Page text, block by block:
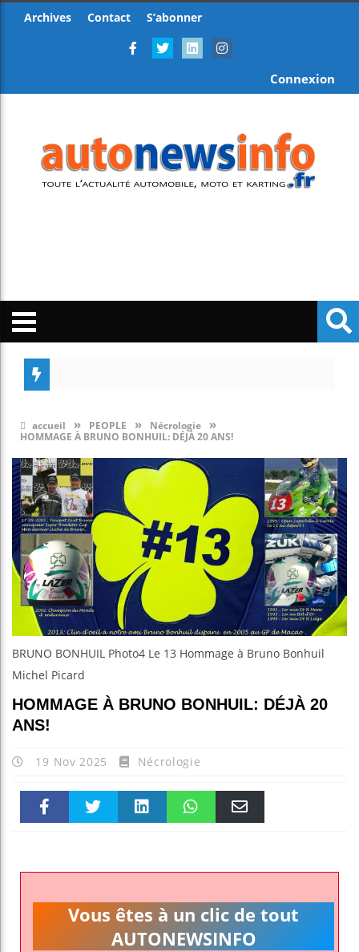
Archives Contact S’abonner
Connexion
accueil » PEOPLE » Nécrologie »
HOMMAGE À BRUNO BONHUIL: DÉJÀ 20 ANS!
BRUNO BONHUIL Photo4 Le 13 Hommage à Bruno Bonhuil
Michel Picard
HOMMAGE À BRUNO BONHUIL: DÉJÀ 20
ANS!
19 Nov 2025 Nécrologie
k pt
Vous êtes à un clic de tout
AUTONEWSINFO